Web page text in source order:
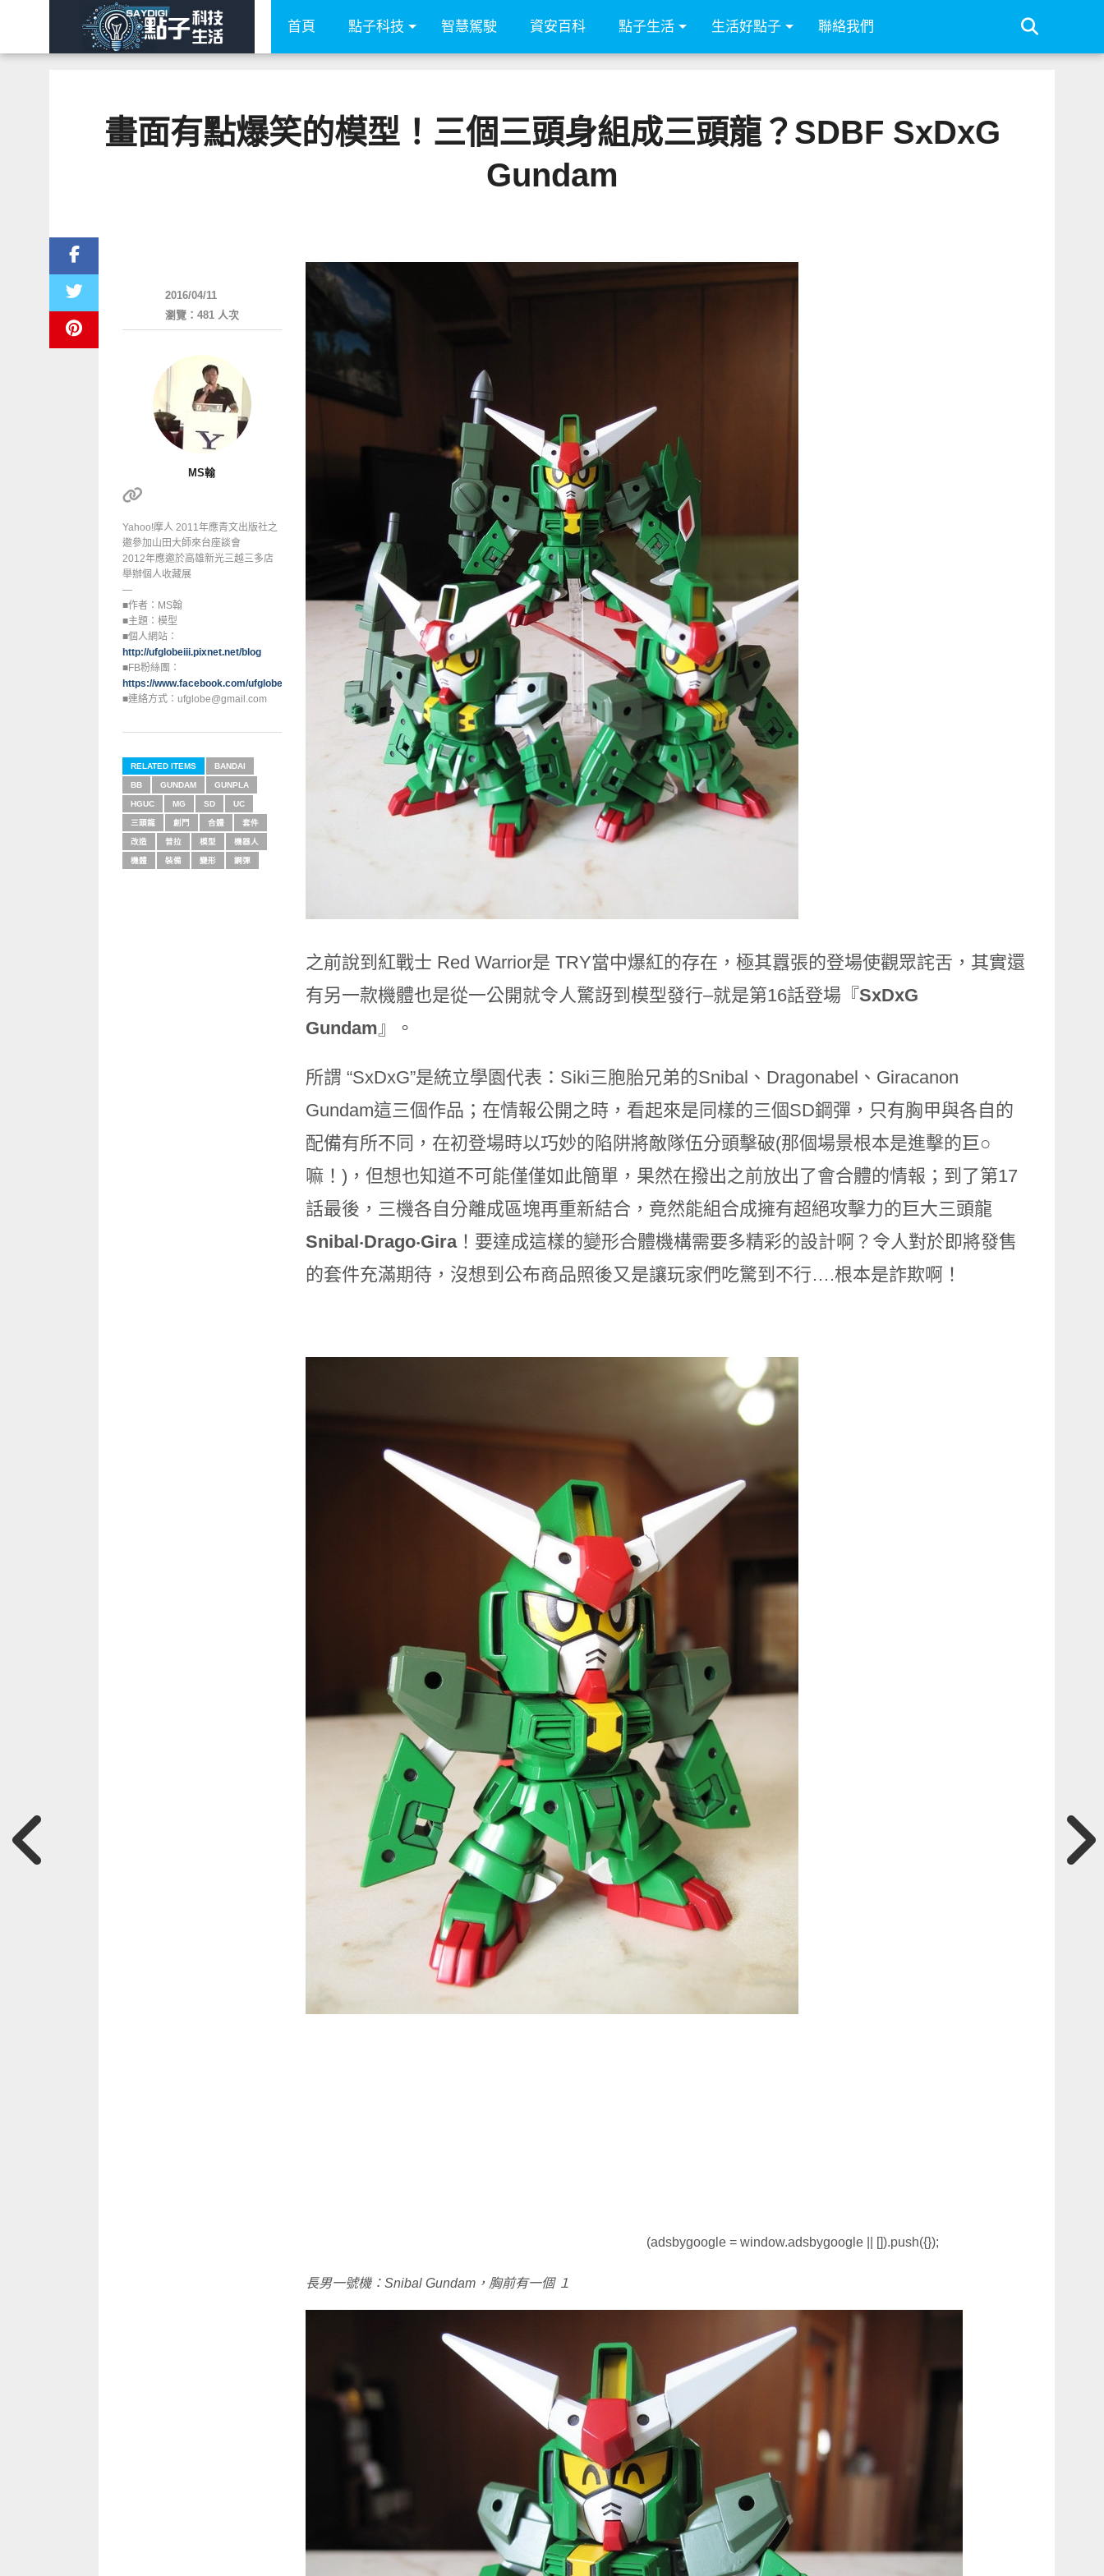
首頁 點子科技 智慧駕駛 資安百科 點子生活 生活好點子 聯絡我們
畫面有點爆笑的模型！三個三頭身組成三頭龍？SDBF SxDxG
Gundam
之前說到紅戰士 Red Warrior是 TRY當中爆紅的存在，極其囂張的登場使觀眾詫舌，其實還
有另一款機體也是從一公開就令人驚訝到模型發行–就是第16話登場『SxDxG
Gundam』。
所謂 “SxDxG”是統立學園代表：Siki三胞胎兄弟的Snibal、Dragonabel、Giracanon
Gundam這三個作品；在情報公開之時，看起來是同樣的三個SD鋼彈，只有胸甲與各自的
配備有所不同，在初登場時以巧妙的陷阱將敵隊伍分頭擊破(那個場景根本是進擊的巨○
嘛！)，但想也知道不可能僅僅如此簡單，果然在撥出之前放出了會合體的情報；到了第17
話最後，三機各自分離成區塊再重新結合，竟然能組合成擁有超絕攻擊力的巨大三頭龍
Snibal‧Drago‧Gira！要達成這樣的變形合體機構需要多精彩的設計啊？令人對於即將發售
的套件充滿期待，沒想到公布商品照後又是讓玩家們吃驚到不行….根本是詐欺啊！
(adsbygoogle = window.adsbygoogle || []).push({});
長男一號機：Snibal Gundam，胸前有一個 １
2016/04/11
瀏覽：481 人次
MS翰
Yahoo!摩人 2011年應青文出版社之
邀參加山田大師來台座談會
2012年應邀於高雄新光三越三多店
舉辦個人收藏展
—
■作者：MS翰
■主題：模型
■個人網站：
http://ufglobeiii.pixnet.net/blog
■FB粉絲團：
https://www.facebook.com/ufglobe
■連絡方式：ufglobe@gmail.com
RELATED ITEMS BANDAI
BB GUNDAM GUNPLA
HGUC MG SD UC
三頭龍 創鬥 合體 套件
改造 普拉 模型 機器人
機體 裝備 變形 鋼彈